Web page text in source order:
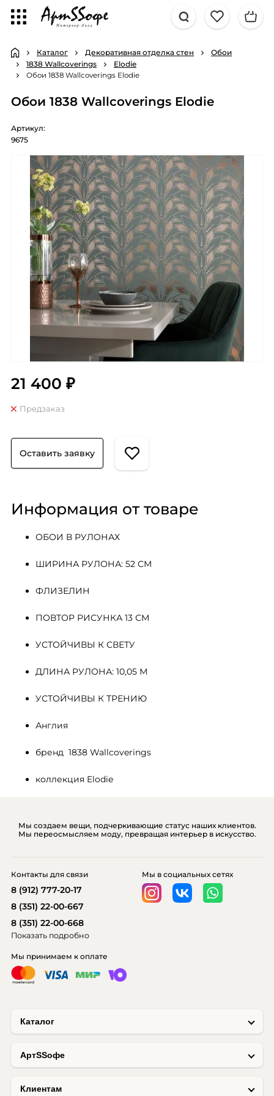
Каталог Декоративная отделка стен
Обои
1838 Wallcoverings
Elodie
Обои 1838 Wallcoverings Elodie
Обои 1838 Wallcoverings Elodie
Артикул:
9675
21 400 ₽
Предзаказ
Оставить заявку
Информация от товаре
ОБОИ В РУЛОНАХ
ШИРИНА РУЛОНА: 52 СМ
ФЛИЗЕЛИН
ПОВТОР РИСУНКА 13 СМ
УСТОЙЧИВЫ К СВЕТУ
ДЛИНА РУЛОНА: 10,05 М
УСТОЙЧИВЫ К ТРЕНИЮ
Англия
бренд  1838 Wallcoverings
коллекция Elodie
Мы создаем вещи, подчеркивающие статус наших клиентов.
Мы переосмысляем моду, превращая интерьер в искусство.
Каталог
AртSSофе
Клиентам
Мы принимаем к оплате
Мы в социальных сетях
Контакты для связи
8 (912) 777-20-17
8 (351) 22-00-667
8 (351) 22-00-668
Показать подробно